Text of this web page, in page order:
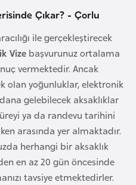
Çıkar? - Çorlu
ile gerçekleştirecek
Vize başvurunuz ortalama
vermektedir. Ancak
olan yoğunluklar, elektronik
gelebilecek aksaklıklar
ya da randevu tarihini
arasında yer almaktadır.
herhangi bir aksaklık
en az 20 gün öncesinde
tavsiye etmektedirler.